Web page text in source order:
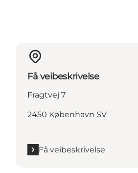
Få veibeskrivelse
Fragtvej 7
2450 København SV
Få veibeskrivelse